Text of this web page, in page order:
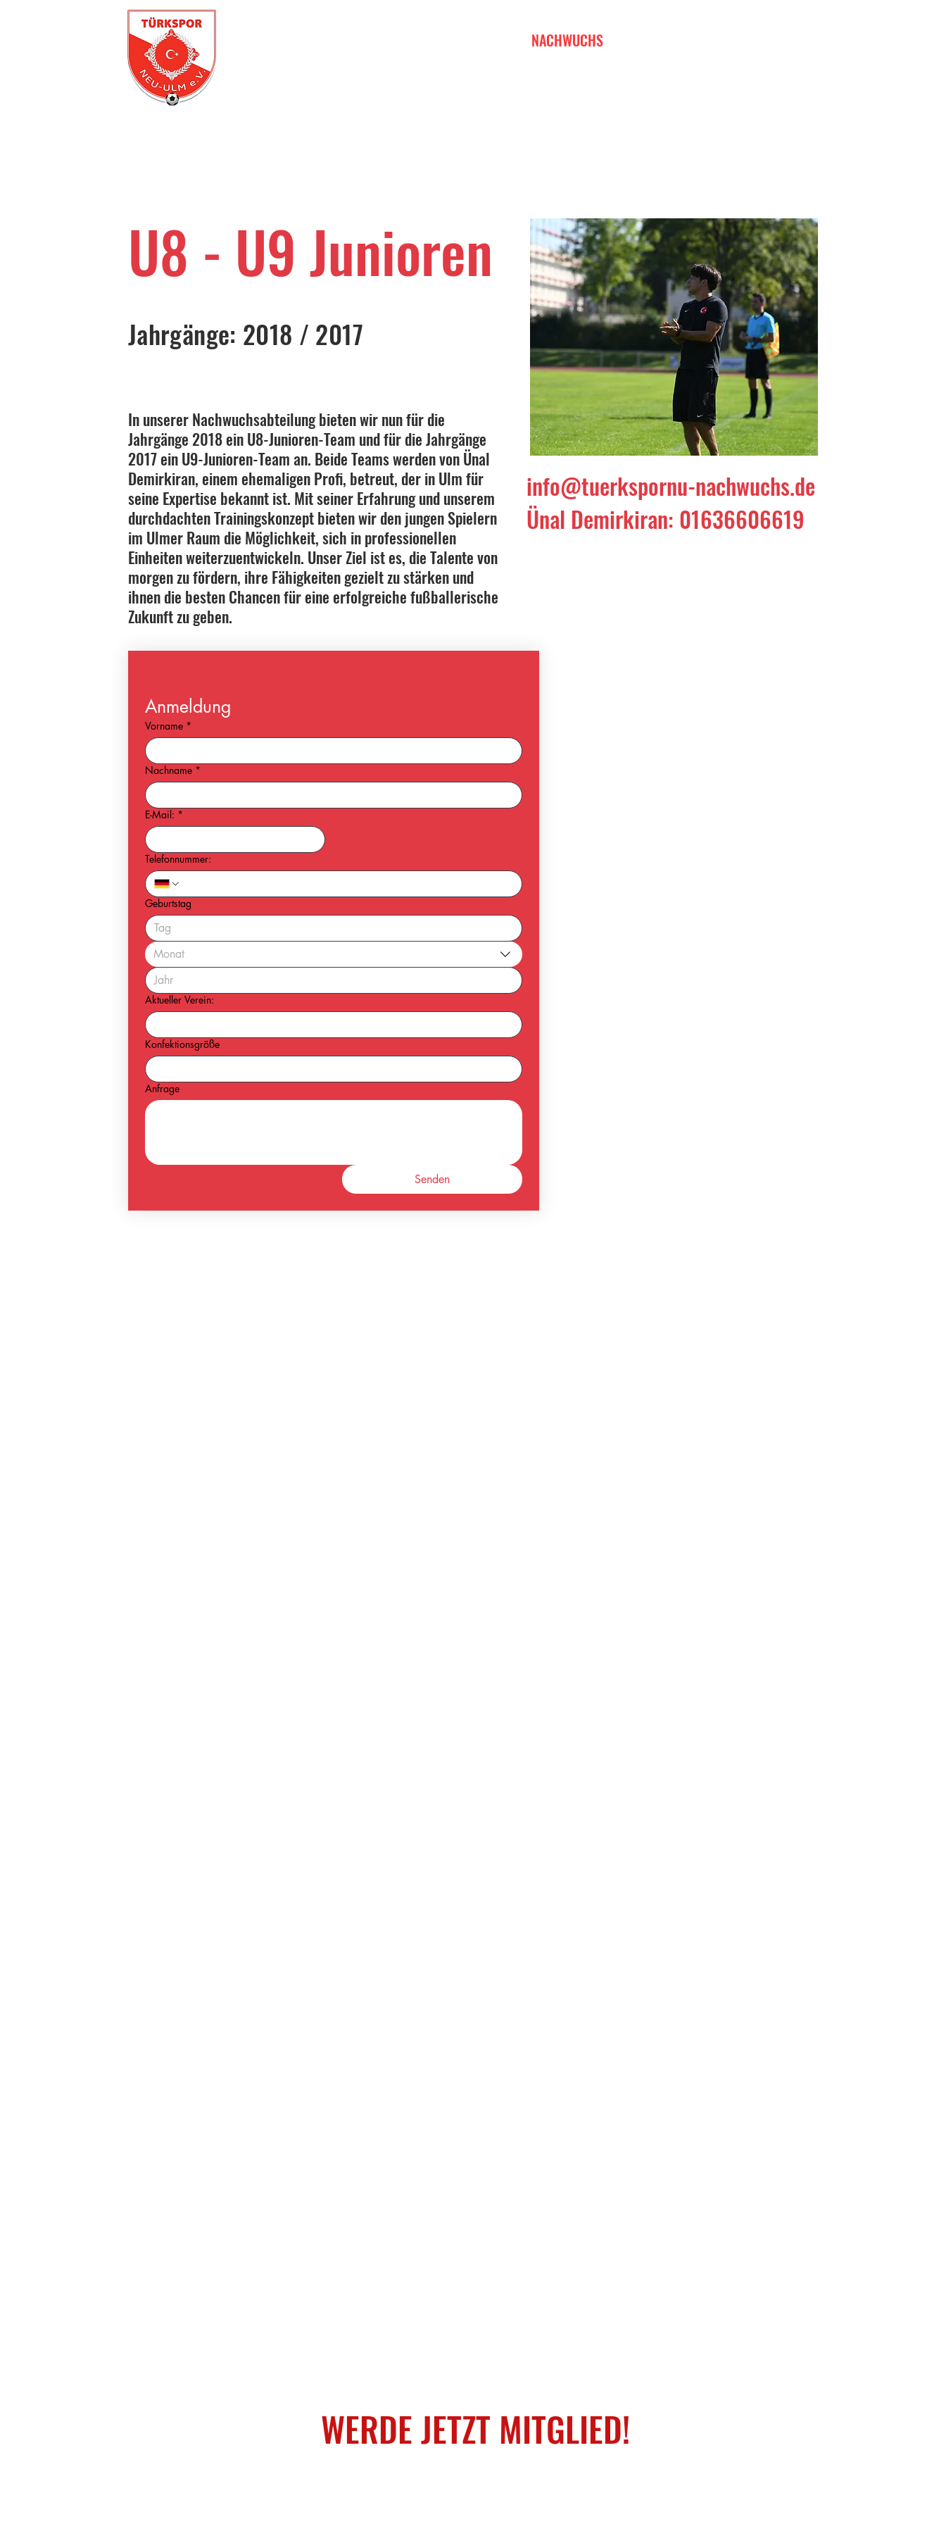
NACHWUCHS
U8 - U9 Junioren
Jahrgänge: 2018 / 2017
In unserer Nachwuchsabteilung bieten wir nun für die
Jahrgänge 2018 ein U8-Junioren-Team und für die Jahrgänge
2017 ein U9-Junioren-Team an. Beide Teams werden von Ünal
Demirkiran, einem ehemaligen Profi, betreut, der in Ulm für
seine Expertise bekannt ist. Mit seiner Erfahrung und unserem
durchdachten Trainingskonzept bieten wir den jungen Spielern
im Ulmer Raum die Möglichkeit, sich in professionellen
Einheiten weiterzuentwickeln. Unser Ziel ist es, die Talente von
morgen zu fördern, ihre Fähigkeiten gezielt zu stärken und
ihnen die besten Chancen für eine erfolgreiche fußballerische
Zukunft zu geben.
info@tuerkspornu-nachwuchs.de
Ünal Demirkiran: 01636606619
Anmeldung
Vorname *
Nachname *
E-Mail: *
Telefonnummer:
Geburtstag
Monat
Aktueller Verein:
Konfektionsgröße
Anfrage
Senden
WERDE JETZT MITGLIED!